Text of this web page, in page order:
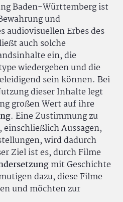
Baden-Württemberg ist
und
audiovisuellen Erbes des
auch solche
ein, die
wiedergeben und die
sein können. Bei
dieser Inhalte legt
großen Wert auf ihre
. Eine Zustimmung zu
Aussagen,
wird dadurch
Ziel ist es, durch Filme
mit Geschichte
dazu, diese Filme
und möchten zur